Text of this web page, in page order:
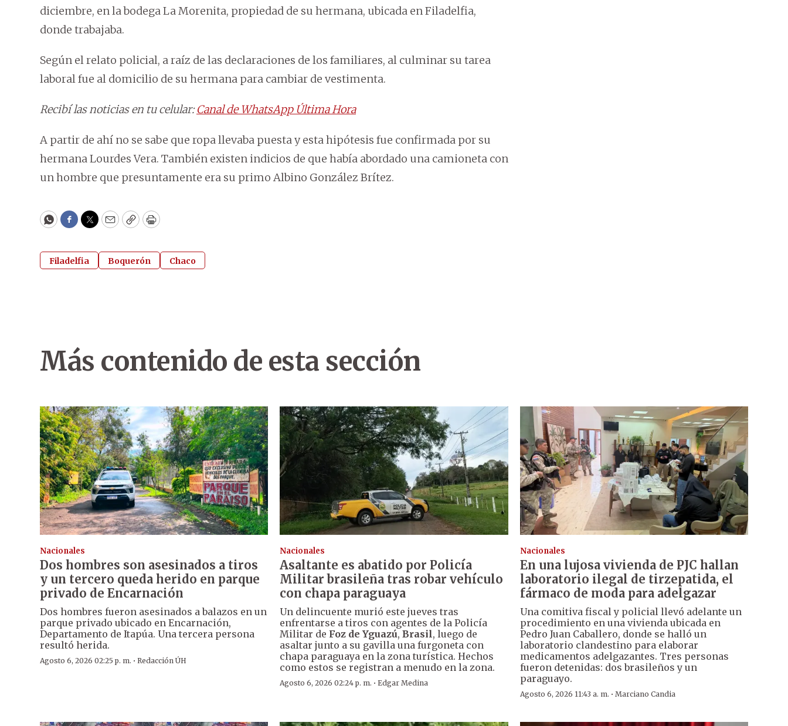
diciembre, en la bodega La Morenita, propiedad de su hermana, ubicada en Filadelfia,
donde trabajaba.
Según el relato policial, a raíz de las declaraciones de los familiares, al culminar su tarea
laboral fue al domicilio de su hermana para cambiar de vestimenta.
Recibí las noticias en tu celular:Canal de WhatsApp Última Hora
A partir de ahí no se sabe que ropa llevaba puesta y esta hipótesis fue confirmada por su
hermana Lourdes Vera. También existen indicios de que había abordado una camioneta con
un hombre que presuntamente era su primo Albino González Brítez.
WhatsApp
Facebook
Twitter
EmailCopyPrint
Filadelfia Boquerón Chaco
Más contenido de esta sección
Nacionales
Dos hombres son asesinados a tiros
y un tercero queda herido en parque
privado de Encarnación
Dos hombres fueron asesinados a balazos en un
parque privado ubicado en Encarnación,
Departamento de Itapúa. Una tercera persona
resultó herida.
Agosto 6, 2026 02:25 p. m. · Redacción ÚH
Nacionales
Asaltante es abatido por Policía
Militar brasileña tras robar vehículo
con chapa paraguaya
Un delincuente murió este jueves tras
enfrentarse a tiros con agentes de la Policía
Militar de Foz de Yguazú,Brasil, luego de
asaltar junto a su gavilla una furgoneta con
chapa paraguaya en la zona turística. Hechos
como estos se registran a menudo en la zona.
Agosto 6, 2026 02:24 p. m. ·Edgar Medina
Nacionales
En una lujosa vivienda de PJC hallan
laboratorio ilegal de tirzepatida, el
fármaco de moda para adelgazar
Una comitiva fiscal y policial llevó adelante un
procedimiento en una vivienda ubicada en
Pedro Juan Caballero, donde se halló un
laboratorio clandestino para elaborar
medicamentos adelgazantes. Tres personas
fueron detenidas: dos brasileños y un
paraguayo.
Agosto 6, 2026 11:43 a. m. · Marciano Candia